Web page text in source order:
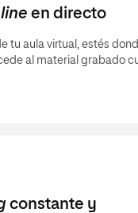
en directo
tu aula virtual, estés
al material grabado
constante y